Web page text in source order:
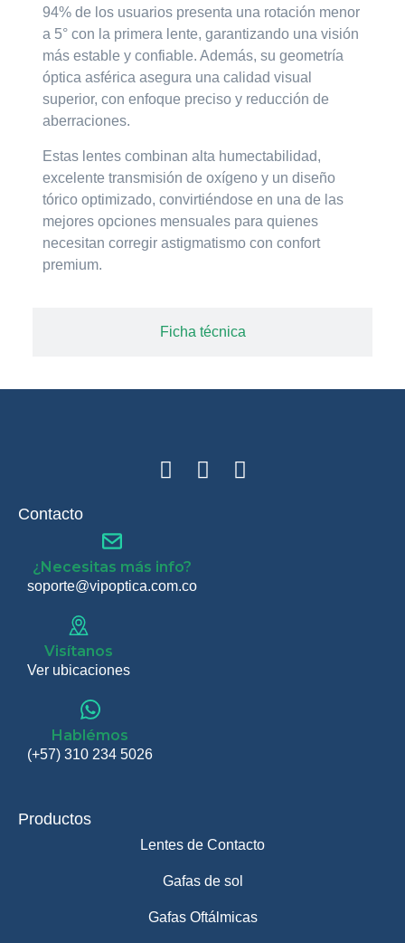
Ficha técnica
94% de los usuarios presenta una rotación menor
a 5° con la primera lente, garantizando una visión
más estable y confiable. Además, su geometría
óptica asférica asegura una calidad visual
superior, con enfoque preciso y reducción de
aberraciones.
Estas lentes combinan alta humectabilidad,
excelente transmisión de oxígeno y un diseño
tórico optimizado, convirtiéndose en una de las
mejores opciones mensuales para quienes
necesitan corregir astigmatismo con confort
premium.
Contacto
¿Necesitas más info?
soporte@vipoptica.com.co
Visítanos
Ver ubicaciones
Hablémos
(+57) 310 234 5026
Productos
Lentes de Contacto
Gafas de sol
Gafas Oftálmicas